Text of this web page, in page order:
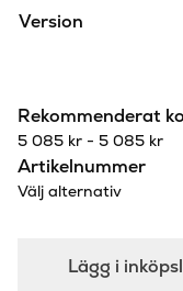
Version
Rekommenderat
5 085 kr - 5 085 kr
Artikelnummer
Välj alternativ
Lägg i